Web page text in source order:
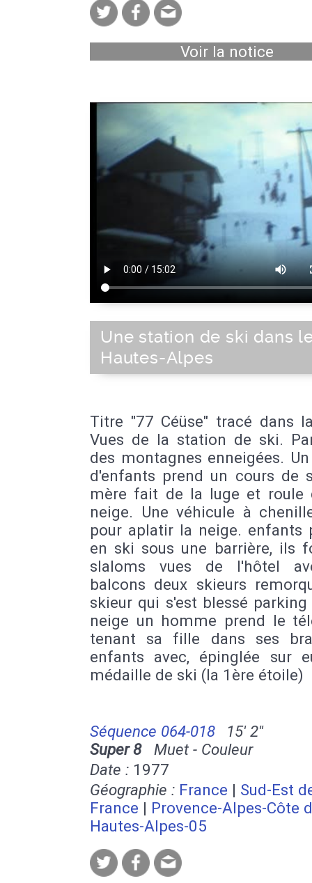
Voir la notice
Une station de ski dans
Hautes-Alpes
Titre "77 Céüse" tracé dans
Vues de la station de ski.
des montagnes enneigées.
d'enfants prend un cours de
mère fait de la luge et roule
neige. Une véhicule à
pour aplatir la neige. enfants
en ski sous une barrière, ils
slaloms vues de l'hôtel
balcons deux skieurs
skieur qui s'est blessé
neige un homme prend le
tenant sa fille dans ses
enfants avec, épinglée sur
médaille de ski (la 1ère étoile)
Séquence 064-018
15' 2''
Super 8Muet - Couleur
Date : 1977
Géographie : France | Sud-Est
France | Provence-Alpes-Côte
Hautes-Alpes-05